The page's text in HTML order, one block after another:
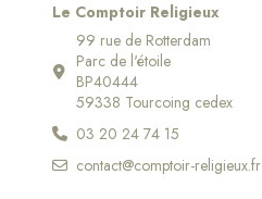
Le Comptoir Religieux
99 rue de Rotterdam
Parc de l'étoile
BP40444
59338 Tourcoing cedex
03 20 24 74 15
contact@comptoir-religieux.fr